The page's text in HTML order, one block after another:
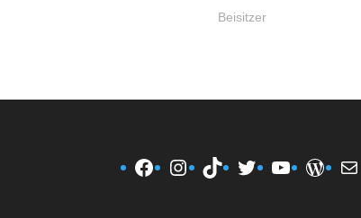
Beisitzer
Facebook
Instagram
TikTokTwitterYouTube
E-